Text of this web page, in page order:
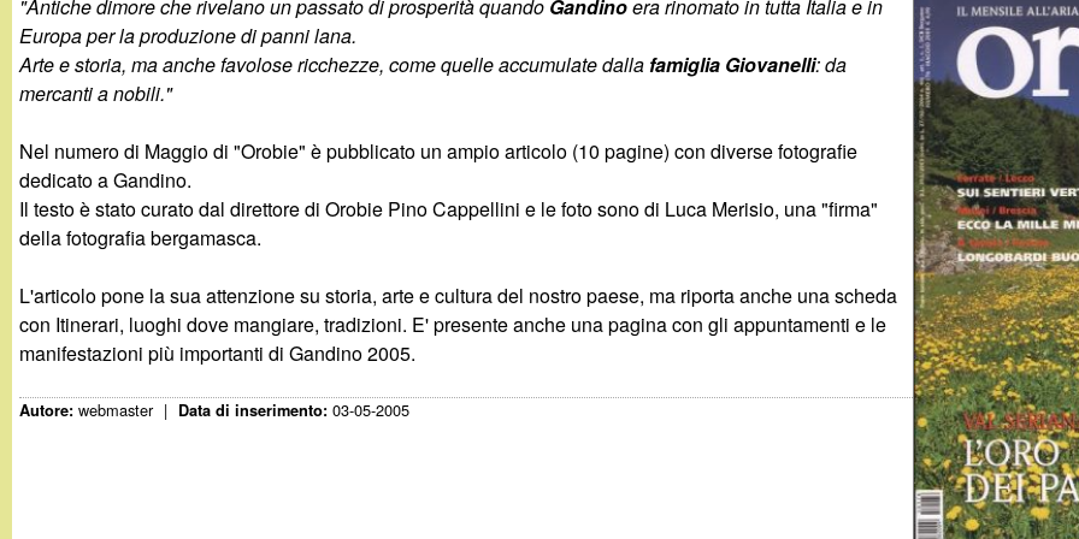
g
a
n
d
i
n
o
"Antiche dimore che rivelano un passato di prosperità quando Gandinoera rinomato in tutta Italia e in
Europa per la produzione di panni lana.
Arte e storia, ma anche favolose ricchezze, come quelle accumulate dalla famiglia Giovanelli: da
mercanti a nobili."
Nel numero di Maggio di "Orobie" è pubblicato un ampio articolo (10 pagine) con diverse fotografie
dedicato a Gandino.
Il testo è stato curato dal direttore di Orobie Pino Cappellini e le foto sono di Luca Merisio, una "firma"
della fotografia bergamasca.
L'articolo pone la sua attenzione su storia, arte e cultura del nostro paese, ma riporta anche una scheda
con Itinerari, luoghi dove mangiare, tradizioni. E' presente anche una pagina con gli appuntamenti e le
manifestazioni più importanti di Gandino 2005.
Autore:webmaster | Data di inserimento:03-05-2005